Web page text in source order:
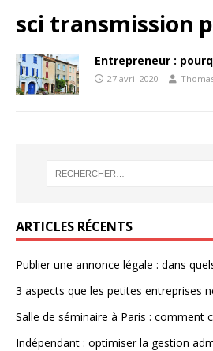
sci transmission
Entrepreneur :
27 avril 2020
ARTICLES RÉCENTS
Publier une annonce légale : dans
3 aspects que les petites entreprises
Salle de séminaire à Paris : comment
Indépendant : optimiser la gestion